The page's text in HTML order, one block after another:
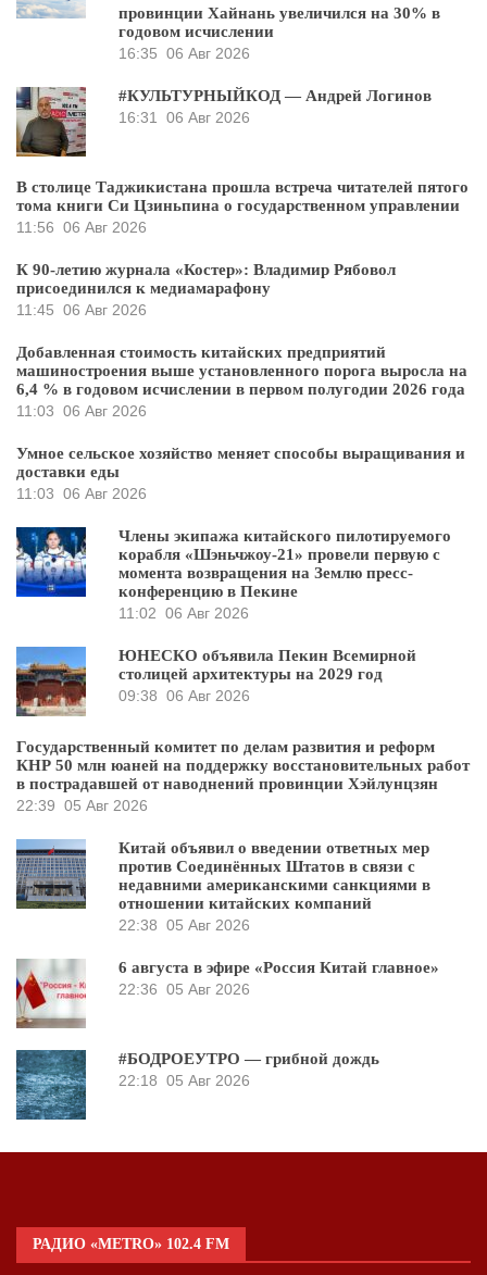
провинции Хайнань увеличился на 30% в
годовом исчислении
16:35 06 Авг 2026
#КУЛЬТУРНЫЙКОД — Андрей Логинов
16:31 06 Авг 2026
В столице Таджикистана прошла встреча читателей пятого
тома книги Си Цзиньпина о государственном управлении
11:56 06 Авг 2026
К 90-летию журнала «Костер»: Владимир Рябовол
присоединился к медиамарафону
11:45 06 Авг 2026
Добавленная стоимость китайских предприятий
машиностроения выше установленного порога выросла на
6,4 % в годовом исчислении в первом полугодии 2026 года
11:03 06 Авг 2026
Умное сельское хозяйство меняет способы выращивания и
доставки еды
11:03 06 Авг 2026
Члены экипажа китайского пилотируемого
корабля «Шэньчжоу-21» провели первую с
момента возвращения на Землю пресс-
конференцию в Пекине
11:02 06 Авг 2026
ЮНЕСКО объявила Пекин Всемирной
столицей архитектуры на 2029 год
09:38 06 Авг 2026
Государственный комитет по делам развития и реформ
КНР 50 млн юаней на поддержку восстановительных работ
в пострадавшей от наводнений провинции Хэйлунцзян
22:39 05 Авг 2026
Китай объявил о введении ответных мер
против Соединённых Штатов в связи с
недавними американскими санкциями в
отношении китайских компаний
22:38 05 Авг 2026
6 августа в эфире «Россия Китай главное»
22:36 05 Авг 2026
#БОДРОЕУТРО — грибной дождь
22:18 05 Авг 2026
РАДИО «METRO» 102.4 FM